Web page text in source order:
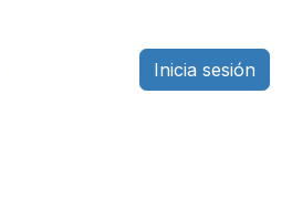
Inicia sesión